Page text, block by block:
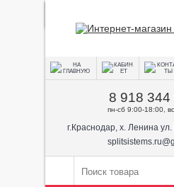
8 918 344
пн-сб 9:00-18:00,
г.Краснодар, х. Ленина